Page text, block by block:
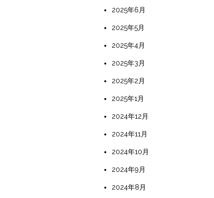
2025年6月
2025年5月
2025年4月
2025年3月
2025年2月
2025年1月
2024年12月
2024年11月
2024年10月
2024年9月
2024年8月